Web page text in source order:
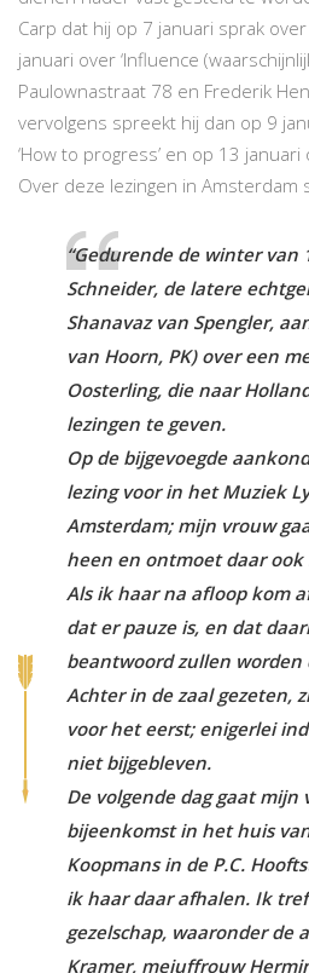
Carp dat hij op 7 januari sprak over
januari over ‘Influence
Paulownastraat 78 en Frederik
vervolgens spreekt hij dan op 9
‘How to progress’ en op 13 januari
Over deze lezingen in Amsterdam
“Gedurende de winter van
Schneider, de latere
Shanavaz van Spengler,
van Hoorn, PK) over een
Oosterling, die naar
lezingen te geven.
Op de bijgevoegde
lezing voor in het Muziek
Amsterdam; mijn vrouw
heen en ontmoet daar ook
Als ik haar na afloop kom
dat er pauze is, en dat
beantwoord zullen worden
Achter in de zaal gezeten,
voor het eerst; enigerlei
niet bijgebleven.
De volgende dag gaat mijn
bijeenkomst in het huis
Koopmans in de P.C.
ik haar daar afhalen. Ik
gezelschap, waaronder de
Kramer, mejuffrouw